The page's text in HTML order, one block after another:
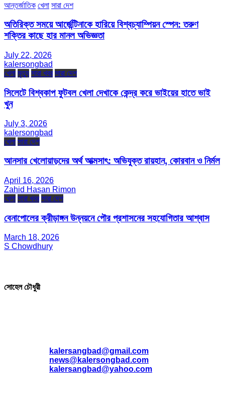
আন্তর্জাতিক খেলা সারা দেশ
অতিরিক্ত সময়ে আর্জেন্টিনাকে হারিয়ে বিশ্বচ্যাম্পিয়ন স্পেন: তরুণ
শক্তির কাছে হার মানল অভিজ্ঞতা
July 22, 2026
kalersongbad
খেলা মৃত্যু সারা খবর সারা দেশ
সিলেটে বিশ্বকাপ ফুটবল খেলা দেখাকে কেন্দ্র করে ভাইয়ের হাতে ভাই
খুন
July 3, 2026
kalersongbad
খেলা সারা দেশ
আনসার খেলোয়াড়দের অর্থ আত্মসাৎ: অভিযুক্ত রায়হান, কোরবান ও নির্মল
April 16, 2026
Zahid Hasan Rimon
খেলা সারা খবর সারা দেশ
বেনাপোলের ক্রীড়াঙ্গন উন্নয়নে পৌর প্রশাসনের সহযোগিতার আশ্বাস
March 18, 2026
S Chowdhury
সোহেল চৌধুরী
kalersangbad@gmail.com
news@kalersongbad.com
kalersangbad@yahoo.com